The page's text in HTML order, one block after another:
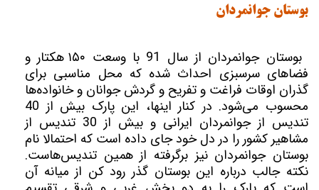
بوستان جوانمردان
بوستان جوانمردان از سال 91 با وسعت ۱۵۰ هکتار و
فضاهای سرسبزی احداث شده که محل مناسبی برای
گذران اوقات فراغت و تفریح و گردش جوانان و خانواده‌ها
محسوب می‌شود. در کنار اینها، این پارک بیش از 40
تندیس از جوانمردان ایرانی و بیش از 30 تندیس از
مشاهیر کشور را در دل خود جای داده است که احتمالا نام
بوستان جوانمردان نیز برگرفته از همین تندیس‌ها‌ست.
نکته جالب درباره این بوستان گذر رود کن از میانه آن